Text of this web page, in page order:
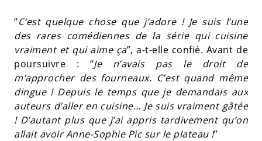
“C’est quelque chose que j’adore ! Je suis l’une
des rares comédiennes de la série qui cuisine
vraiment et qui aime ça”, a-t-elle confié. Avant de
poursuivre : “Je n’avais pas le droit de
m’approcher des fourneaux. C’est quand même
dingue ! Depuis le temps que je demandais aux
auteurs d’aller en cuisine… Je suis vraiment gâtée
! D’autant plus que j’ai appris tardivement qu’on
allait avoir Anne-Sophie Pic sur le plateau !”